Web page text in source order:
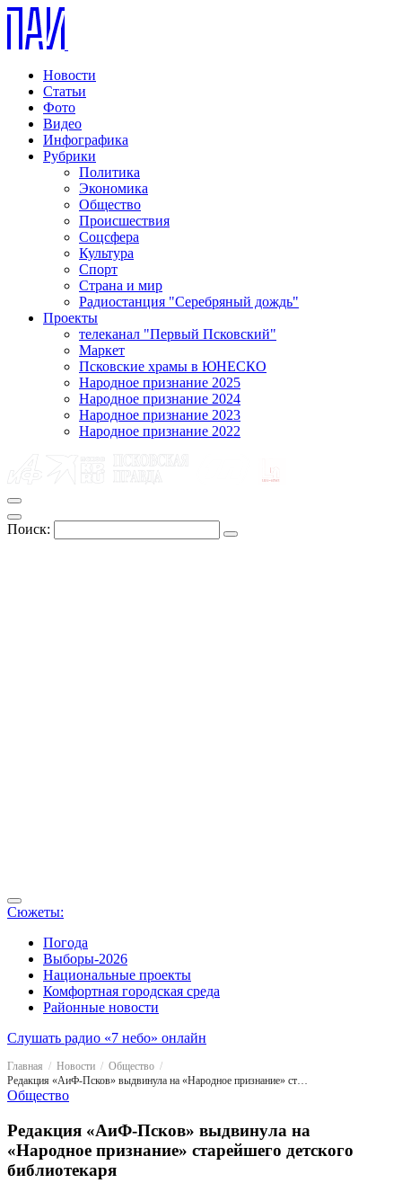
Новости
Статьи
Фото
Видео
Инфографика
Рубрики
Политика
Экономика
Общество
Происшествия
Соцсфера
Культура
Спорт
Страна и мир
Радиостанция "Серебряный дождь"
Проекты
телеканал "Первый Псковский"
Маркет
Псковские храмы в ЮНЕСКО
Народное признание 2025
Народное признание 2024
Народное признание 2023
Народное признание 2022
Поиск:
Сюжеты:
Погода
Выборы-2026
Национальные проекты
Комфортная городская среда
Районные новости
Слушать радио «7 небо» онлайн
Главная Новости
Общество
Редакция «АиФ-Псков» выдвинула на «Народное признание» старейшего детского библиотекаря
Общество
Редакция «АиФ-Псков» выдвинула на
«Народное признание» старейшего детского
библиотекаря